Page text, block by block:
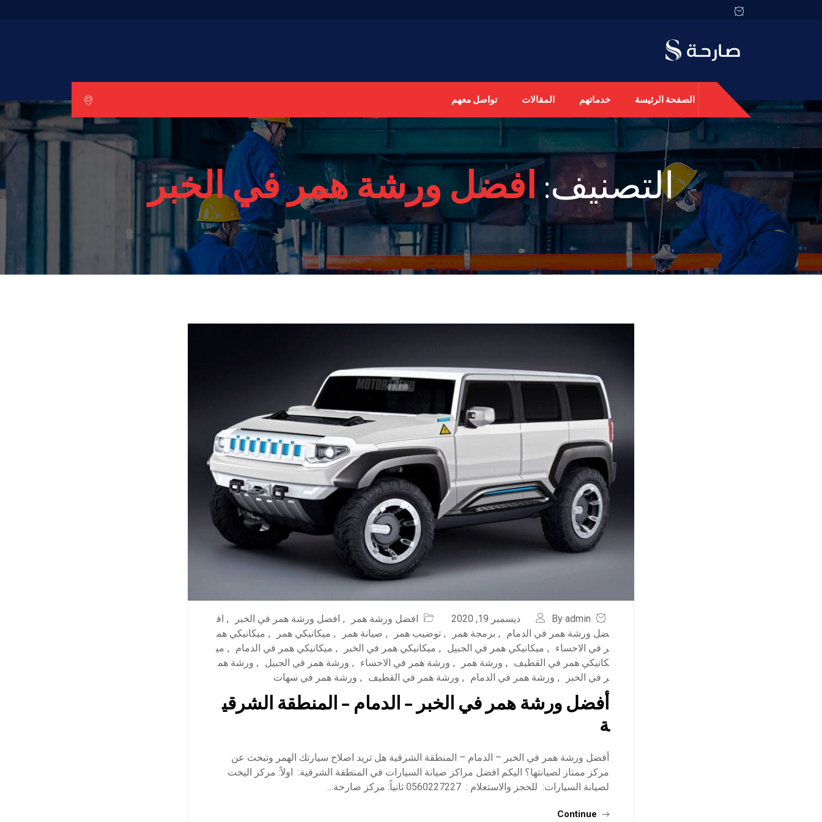
الصفحة الرئيسة خدماتهم المقالات تواصل معهم
التصنيف:افضل ورشة همر في الخبر
By admin ديسمبر 19, 2020 افضل ورشة همر , افضل ورشة همر في الخبر , اف
ضل ورشة همر في الدمام
, برمجة همر , توضيب همر , صيانة همر , ميكانيكي همر , ميكانيكي هم
ر في الاحساء
, ميكانيكي همر في الجبيل , ميكانيكي همر في الخبر , ميكانيكي همر في الدمام , مي
كانيكي همر في القطيف
, ورشة همر , ورشة همر في الاحساء , ورشة همر في الجبيل , ورشة هم
ر في الخبر
, ورشة همر في الدمام , ورشة همر في القطيف , ورشة همر في سهات
أفضل ورشة همر في الخبر – الدمام – المنطقة الشرقي
ة
أفضل ورشة همر في الخبر – الدمام – المنطقة الشرقية هل تريد اصلاح سيارتك الهمر وتبحث عن
مركز ممتاز لصيانتها؟ اليكم افضل مراكز صيانة السيارات في المنطقة الشرقية: اولاً: مركز اليخت
لصيانة السيارات: للحجز والاستعلام : 0560227227 ثانياً: مركز صارحة…
Continue